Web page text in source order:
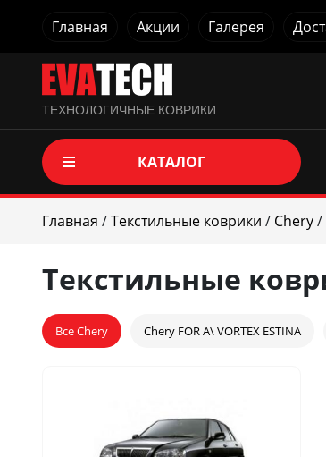
Главная Акции Галерея
ТЕХНОЛОГИЧНЫЕ КОВРИКИ
КАТАЛОГ
Главная /Текстильные коврики / Chery/
Текстильные
Все Chery Chery FOR A\ VORTEX ESTINA